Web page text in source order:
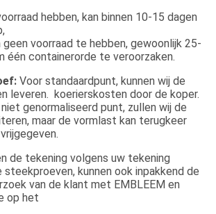
hebben, kan binnen 10-15 dagen
geen voorraad te hebben, gewoonlijk 25-
één containerorde te veroorzaken.
Voor standaardpunt, kunnen wij de
leveren. koerierskosten door de koper.
genormaliseerd punt, zullen wij de
maar de vormlast kan terugkeer
de tekening volgens uw tekening
kunnen ook inpakkend de
van de klant met EMBLEEM en
op het